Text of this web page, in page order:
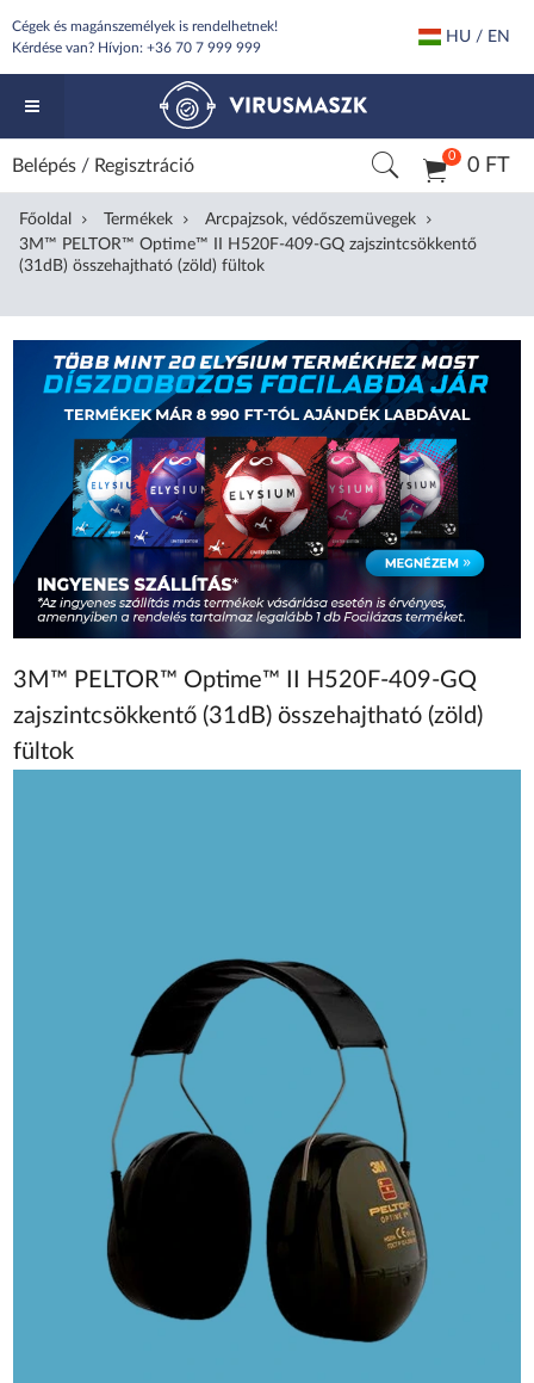
Cégek és magánszemélyek is rendelhetnek!
Kérdése van? Hívjon: +36 70 7 999 999
HU / EN
0 0 FT
Belépés / Regisztráció
Főoldal Termékek
Arcpajzsok, védőszemüvegek
3M™ PELTOR™ Optime™ II H520F-409-GQ zajszintcsökkentő
(31dB) összehajtható (zöld) fültok
3M™ PELTOR™ Optime™ II H520F-409-GQ
zajszintcsökkentő (31dB) összehajtható (zöld)
fültok